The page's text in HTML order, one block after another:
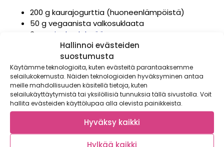
Hallinnoi evästeiden
suostumusta
Käytämme teknologioita, kuten evästeitä parantaaksemme
selailukokemusta. Näiden teknologioiden hyväksyminen antaa
meille mahdollisuuden käsitellä tietoja, kuten
selailukäyttäytymistä tai yksilöllisiä tunnuksia tällä sivustolla. Voit
hallita evästeiden käyttölupaa alla olevista painikkeista.
Hyväksy kaikki
Hylkää kaikki
200 g kaurajogurttia (huoneenlämpöistä)
50 g vegaanista valkosuklaata
3
passionhedelmää
Valmista dippi. Mittaa huoneenlämpöinen
kaurajogurtti astiaan. Sulata valkosuklaa
vesihauteessa tai varovasti mikrossa. Varo
polttamasta suklaata. Lisää valkosuklaa ohuena
nauhana jogurtin sekaan samalla sekoittaen. Halkaise
passionhedelmät ja kaavi hedelmäliha jogurtin sekaan.
Sekoita ja nosta jääkaappiin tekeytymään.
Mittaa kauramaito, vaniljasokeri, sokeri ja suola